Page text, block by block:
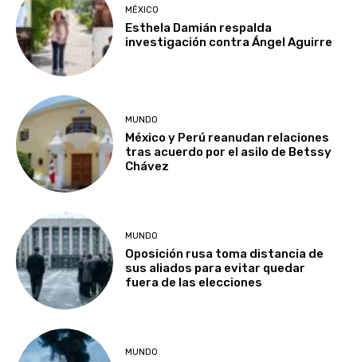
MÉXICO
Esthela Damián respalda
investigación contra Ángel Aguirre
MUNDO
México y Perú reanudan relaciones
tras acuerdo por el asilo de Betssy
Chávez
MUNDO
Oposición rusa toma distancia de
sus aliados para evitar quedar
fuera de las elecciones
MUNDO